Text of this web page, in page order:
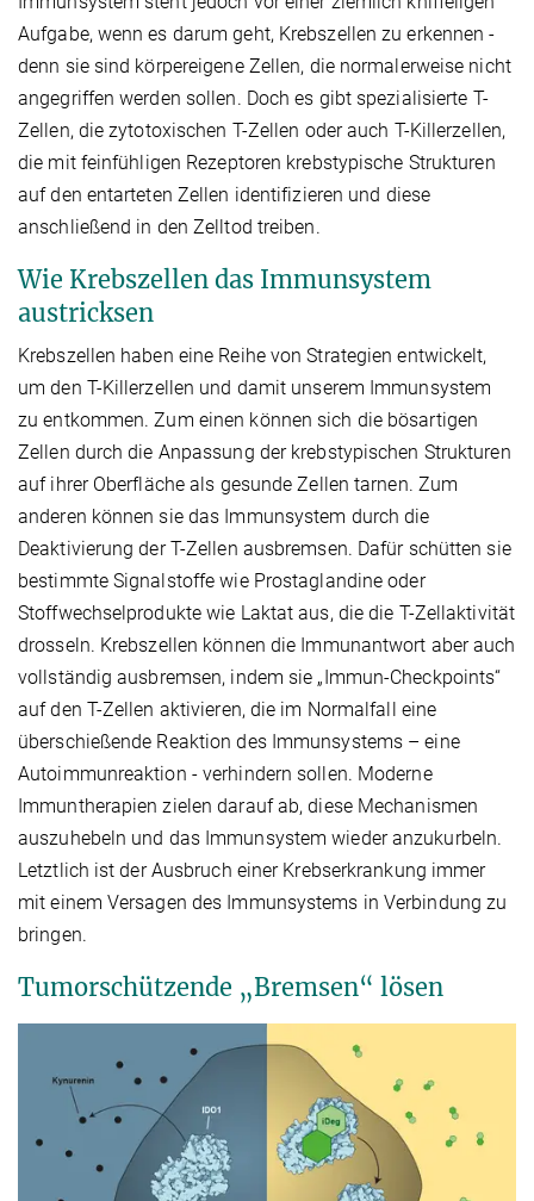
Aufgabe, wenn es darum geht, Krebszellen zu erkennen -
denn sie sind körpereigene Zellen, die normalerweise nicht
angegriffen werden sollen. Doch es gibt spezialisierte T-
Zellen, die zytotoxischen T-Zellen oder auch T-Killerzellen,
die mit feinfühligen Rezeptoren krebstypische Strukturen
auf den entarteten Zellen identifizieren und diese
anschließend in den Zelltod treiben.
Wie Krebszellen das Immunsystem
austricksen
Krebszellen haben eine Reihe von Strategien entwickelt,
um den T-Killerzellen und damit unserem Immunsystem
zu entkommen. Zum einen können sich die bösartigen
Zellen durch die Anpassung der krebstypischen Strukturen
auf ihrer Oberfläche als gesunde Zellen tarnen. Zum
anderen können sie das Immunsystem durch die
Deaktivierung der T-Zellen ausbremsen. Dafür schütten sie
bestimmte Signalstoffe wie Prostaglandine oder
Stoffwechselprodukte wie Laktat aus, die die T-Zellaktivität
drosseln. Krebszellen können die Immunantwort aber auch
vollständig ausbremsen, indem sie „Immun-Checkpoints“
auf den T-Zellen aktivieren, die im Normalfall eine
überschießende Reaktion des Immunsystems – eine
Autoimmunreaktion - verhindern sollen. Moderne
Immuntherapien zielen darauf ab, diese Mechanismen
auszuhebeln und das Immunsystem wieder anzukurbeln.
Letztlich ist der Ausbruch einer Krebserkrankung immer
mit einem Versagen des Immunsystems in Verbindung zu
bringen.
Tumorschützende „Bremsen“ lösen